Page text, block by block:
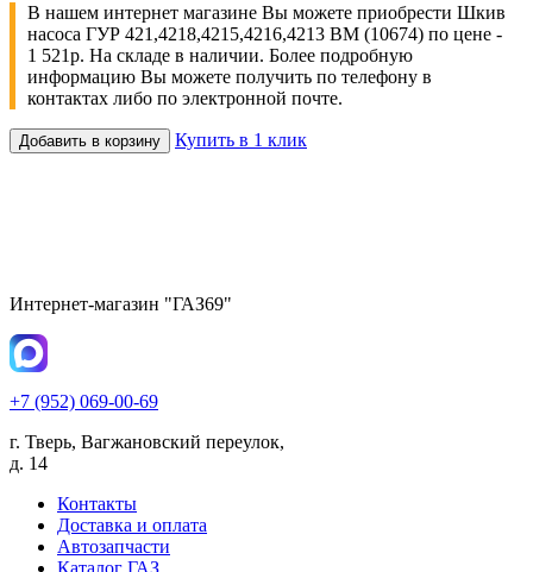
В нашем интернет магазине Вы можете приобрести Шкив
насоса ГУР 421,4218,4215,4216,4213 ВМ (10674) по цене -
1 521р. На складе в наличии. Более подробную
информацию Вы можете получить по телефону в
контактах либо по электронной почте.
Добавить в корзину Купить в 1 клик
Интернет-магазин "ГАЗ69"
+7 (952) 069-00-69
г. Тверь, Вагжановский переулок,
д. 14
Контакты
Доставка и оплата
Автозапчасти
Каталог ГАЗ